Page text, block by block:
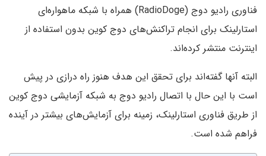
فناوری رادیو دوج (RadioDoge) همراه با شبکه ماهواره‌ای
استارلینک برای انجام تراکنش‌های دوج کوین بدون استفاده از
اینترنت منتشر کرده‌اند.
البته آنها گفته‌اند برای تحقق این هدف هنوز راه درازی در پیش
است با این حال با اتصال رادیو دوج به شبکه آزمایشی دوج کوین
از طریق فناوری استارلینک، زمینه برای آزمایش‌های بیشتر در آینده
فراهم شده است.